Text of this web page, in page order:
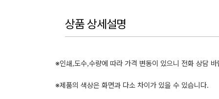
상품 상세설명
※인쇄,도수,수량에 따라 가격 변동이 있으니 전화 상담 바
※제품의 색상은 화면과 다소 차이가 있을 수 있습니다.